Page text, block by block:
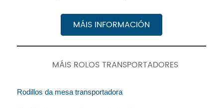
MÁIS INFORMACIÓN
MÁIS ROLOS TRANSPORTADORES
Rodillos da mesa transportadora